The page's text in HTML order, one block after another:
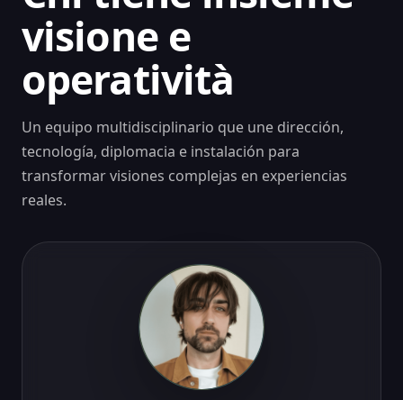
visione e
operatività
Un equipo multidisciplinario que une dirección,
tecnología, diplomacia e instalación para
transformar visiones complejas en experiencias
reales.